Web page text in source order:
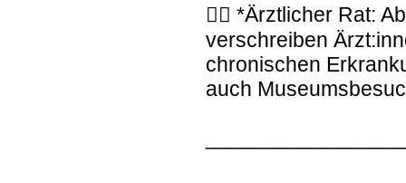
👩‍⚕️ *Ärztlicher Rat:
verschreiben
chronischen
auch